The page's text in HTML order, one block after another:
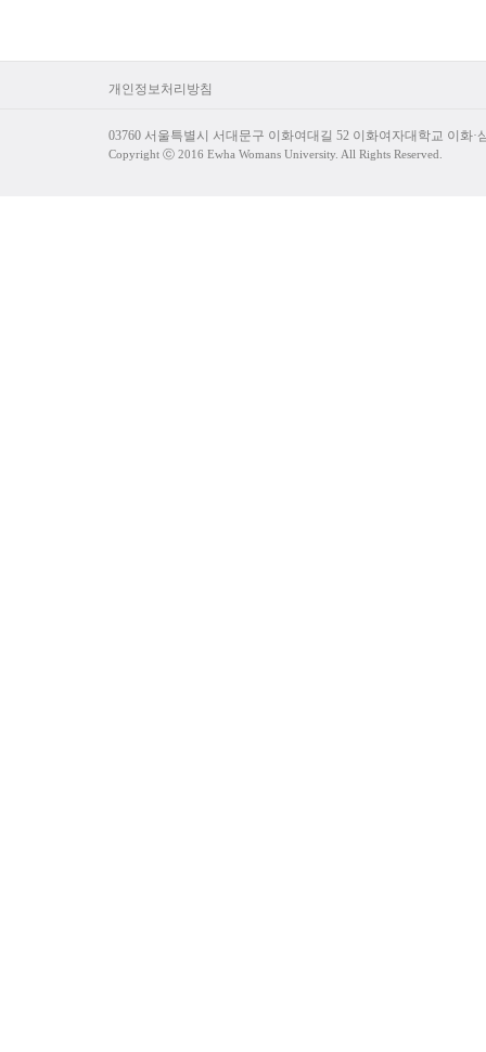
개인정보처리방침
03760 서울특별시 서대문구 이화여대길 52 이화여자대학교 이화
Copyright ⓒ 2016 Ewha Womans University. All Rights Reserved.